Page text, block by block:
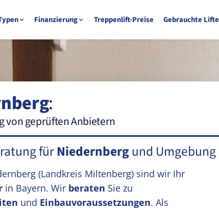
Finanzierung Treppenlift-Preise Gebrauchte Lifte
:
von geprüften Anbietern
fürNiedernbergund Umgebung
(Landkreis Miltenberg) sind wir Ihr
in Bayern. Wir beraten Sie zu
und Einbauvoraussetzungen. Als